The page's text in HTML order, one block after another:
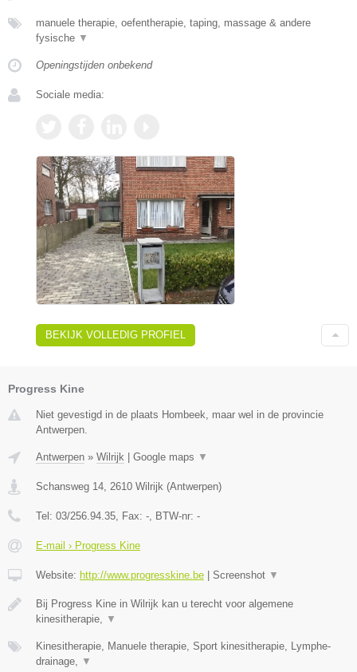
manuele therapie, oefentherapie, taping, massage & andere
fysische ▼
Openingstijden onbekend
Sociale media:
BEKIJK VOLLEDIG PROFIEL
Progress Kine
Niet gevestigd in de plaats Hombeek, maar wel in de provincie
Antwerpen.
Antwerpen » Wilrijk Google maps ▼
Schansweg 14, 2610 Wilrijk (Antwerpen)
Tel: 03/256.94.35, Fax: -, BTW-nr: -
E-mail › Progress Kine
Website: http://www.progresskine.be Screenshot ▼
Bij Progress Kine in Wilrijk kan u terecht voor algemene
kinesitherapie, ▼
Kinesitherapie, Manuele therapie, Sport kinesitherapie, Lymphe-
drainage, ▼